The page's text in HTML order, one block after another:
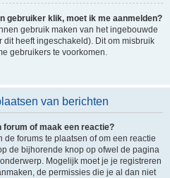
gebruiker klik, moet ik me aanmelden?
gebruik maken van het ingebouwde
heeft ingeschakeld). Dit om misbruik
gebruikers te voorkomen.
van berichten
forum of maak een reactie?
forums te plaatsen of om een reactie
de bijhorende knop op ofwel de pagina
Mogelijk moet je je registreren
de permissies die je al dan niet